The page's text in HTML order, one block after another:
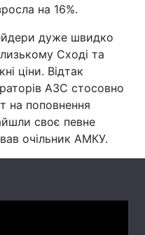
Статті
Думки
на 16%.
дуже швидко
Сході та
ціни. Відтак
АЗС стосовно
на поповнення
своє певне
очільник АМКУ.